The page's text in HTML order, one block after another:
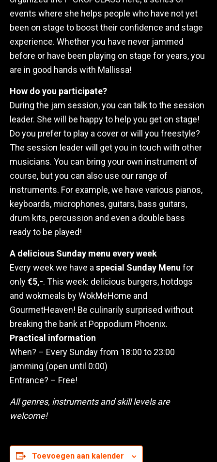
events where she helps people who have not yet
been on stage to boost their confidence and stage
experience. Whether you have never jammed
before or have been playing on stage for years, you
are in good hands with Mallissa!
How do you participate?
During the jam session, you can talk to the session
leader. She will be happy to help you get on stage!
Do you prefer to play a cover or will you freestyle?
The session leader will get you in touch with other
musicians. You can bring your own instrument of
course, but you can also use our range of
instruments. For example, we have various pianos,
keyboards, microphones, guitars, bass guitars,
drum kits, percussion and even a double bass
ready to be played!
A delicious Sunday menu every week
Every week we have a special Sunday Menu for
only€5,-. This week: delicious burgers, hotdogs
and wokmeals by WokMeHome and
GourmetHeaven! Be culinarily surprised without
breaking the bank at Poppodium Phoenix.
Practical information
When? – Every Sunday from 18:00 to 23:00
jamming (open until 0:00)
Entrance? – Free!
All genres, instruments and skill levels are
welcome!
Toevoegen aan kalender